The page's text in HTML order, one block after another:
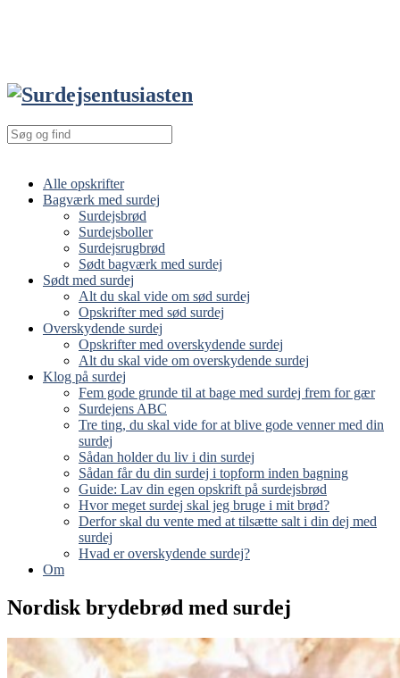
Alle opskrifter
Bagværk med surdej
Surdejsbrød
Surdejsboller
Surdejsrugbrød
Sødt bagværk med surdej
Sødt med surdej
Alt du skal vide om sød surdej
Opskrifter med sød surdej
Overskydende surdej
Opskrifter med overskydende surdej
Alt du skal vide om overskydende surdej
Klog på surdej
Fem gode grunde til at bage med surdej frem for gær
Surdejens ABC
Tre ting, du skal vide for at blive gode venner med din
surdej
Sådan holder du liv i din surdej
Sådan får du din surdej i topform inden bagning
Guide: Lav din egen opskrift på surdejsbrød
Hvor meget surdej skal jeg bruge i mit brød?
Derfor skal du vente med at tilsætte salt i din dej med
surdej
Hvad er overskydende surdej?
Om
Nordisk brydebrød med surdej